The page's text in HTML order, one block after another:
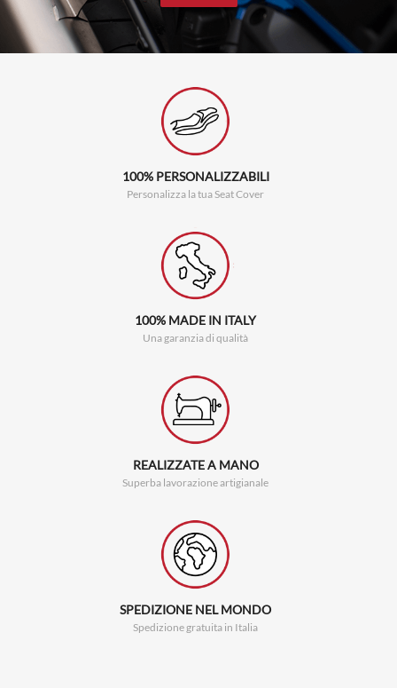
100% PERSONALIZZABILI
Personalizza la tua Seat Cover
100% MADE IN ITALY
Una garanzia di qualità
REALIZZATE A MANO
Superba lavorazione artigianale
SPEDIZIONE NEL MONDO
Spedizione gratuita in Italia